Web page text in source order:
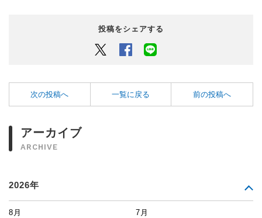
投稿をシェアする
Twitter Facebook
次の投稿へ 一覧に戻る 前の投稿へ
アーカイブ
ARCHIVE
2026年
8月 7月